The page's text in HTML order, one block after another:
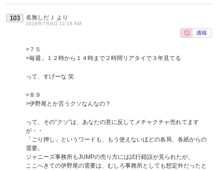
103 名無しだＪ より
2016年7月9日 11:18 AM
>７５
>毎週」１２時から１４時まで２時間リアタイで３年見てる
って、すげーな 笑
>８９
>伊野尾とか言うクソなんなの？
って、その”クソ”は、あなたの意に反してメチャクチャ売れてます
が・・
「ごり押し」というワードも、もう使えないほどの各局、各紙からの
需要。
ジャニーズ事務所もJUMPの売り方には試行錯誤が見られたが、
ここへきての伊野尾の需要は、むしろ事務所としても想定外だったと